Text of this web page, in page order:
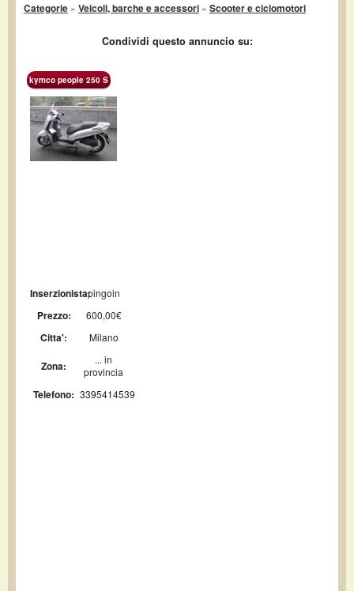
Categorie » Veicoli, barche e accessori » Scooter e ciclomotori
Condividi questo annuncio su:
kymco people 250 S
Inserzionista:pingoin
Prezzo: 600,00€
Citta': Milano
Zona:
... in
provincia
Telefono: 3395414539